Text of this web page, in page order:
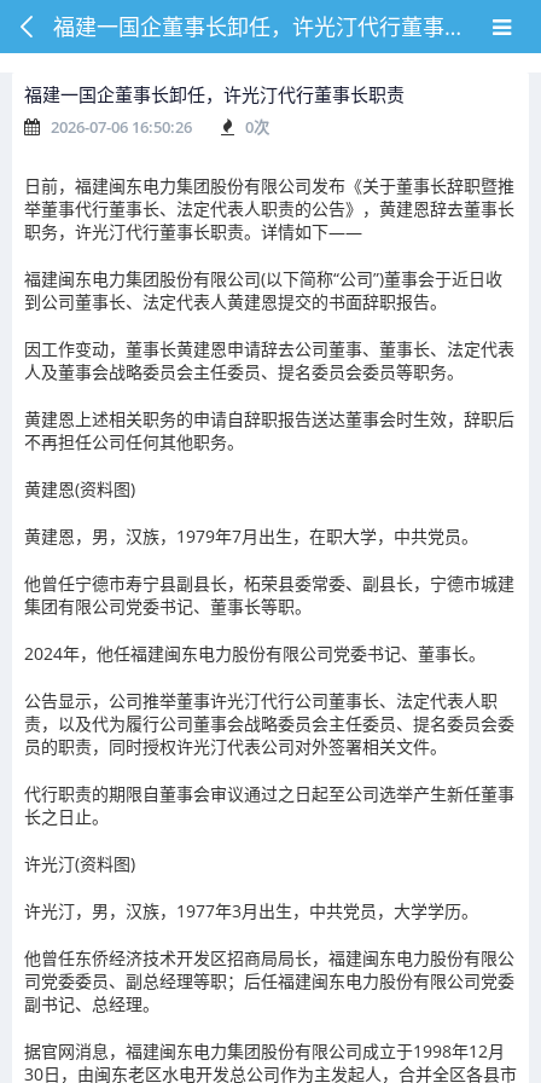
福建一国企董事长卸任，许光汀代行董事长职责
福建一国企董事长卸任，许光汀代行董事长职责
2026-07-06 16:50:26 0次
日前，福建闽东电力集团股份有限公司发布《关于董事长辞职暨推
举董事代行董事长、法定代表人职责的公告》，黄建恩辞去董事长
职务，许光汀代行董事长职责。详情如下——
福建闽东电力集团股份有限公司(以下简称“公司”)董事会于近日收
到公司董事长、法定代表人黄建恩提交的书面辞职报告。
因工作变动，董事长黄建恩申请辞去公司董事、董事长、法定代表
人及董事会战略委员会主任委员、提名委员会委员等职务。
黄建恩上述相关职务的申请自辞职报告送达董事会时生效，辞职后
不再担任公司任何其他职务。
黄建恩(资料图)
黄建恩，男，汉族，1979年7月出生，在职大学，中共党员。
他曾任宁德市寿宁县副县长，柘荣县委常委、副县长，宁德市城建
集团有限公司党委书记、董事长等职。
2024年，他任福建闽东电力股份有限公司党委书记、董事长。
公告显示，公司推举董事许光汀代行公司董事长、法定代表人职
责，以及代为履行公司董事会战略委员会主任委员、提名委员会委
员的职责，同时授权许光汀代表公司对外签署相关文件。
代行职责的期限自董事会审议通过之日起至公司选举产生新任董事
长之日止。
许光汀(资料图)
许光汀，男，汉族，1977年3月出生，中共党员，大学学历。
他曾任东侨经济技术开发区招商局局长，福建闽东电力股份有限公
司党委委员、副总经理等职；后任福建闽东电力股份有限公司党委
副书记、总经理。
据官网消息，福建闽东电力集团股份有限公司成立于1998年12月
30日，由闽东老区水电开发总公司作为主发起人，合并全区各县市